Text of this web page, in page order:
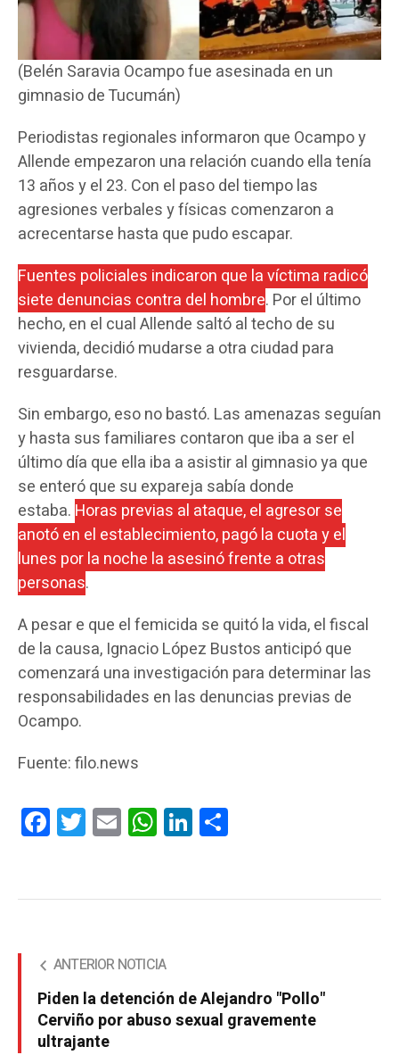
(Belén Saravia Ocampo fue asesinada en un
gimnasio de Tucumán)
Periodistas regionales informaron que Ocampo y
Allende empezaron una relación cuando ella tenía
13 años y el 23. Con el paso del tiempo las
agresiones verbales y físicas comenzaron a
acrecentarse hasta que pudo escapar.
Fuentes policiales indicaron que la víctima radicó
siete denuncias contra del hombre. Por el último
hecho, en el cual Allende saltó al techo de su
vivienda, decidió mudarse a otra ciudad para
resguardarse.
Sin embargo, eso no bastó. Las amenazas seguían
y hasta sus familiares contaron que iba a ser el
último día que ella iba a asistir al gimnasio ya que
se enteró que su expareja sabía donde
estaba. Horas previas al ataque, el agresor se
anotó en el establecimiento, pagó la cuota y el
lunes por la noche la asesinó frente a otras
personas.
A pesar e que el femicida se quitó la vida, el fiscal
de la causa, Ignacio López Bustos anticipó que
comenzará una investigación para determinar las
responsabilidades en las denuncias previas de
Ocampo.
Fuente: filo.news
FacebookTwitterEmail WhatsAppLinkedIn
ANTERIOR NOTICIA
Piden la detención de Alejandro "Pollo"
Cerviño por abuso sexual gravemente
ultrajante